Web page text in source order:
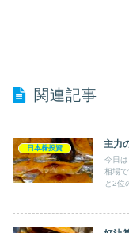
関連記事
日本株投資 主力
今日
相場
と2位